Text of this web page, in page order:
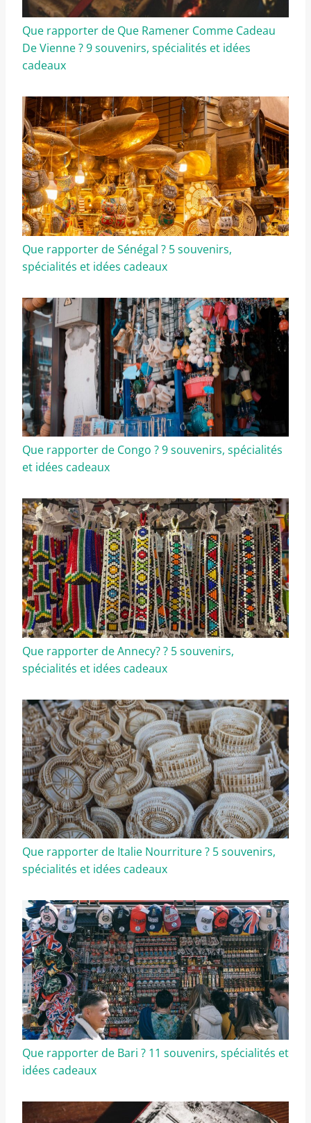
Que rapporter de Que Ramener Comme Cadeau
De Vienne ? 9 souvenirs, spécialités et idées
cadeaux
Que rapporter de Sénégal ? 5 souvenirs,
spécialités et idées cadeaux
Que rapporter de Congo ? 9 souvenirs, spécialités
et idées cadeaux
Que rapporter de Annecy? ? 5 souvenirs,
spécialités et idées cadeaux
Que rapporter de Italie Nourriture ? 5 souvenirs,
spécialités et idées cadeaux
Que rapporter de Bari ? 11 souvenirs, spécialités et
idées cadeaux